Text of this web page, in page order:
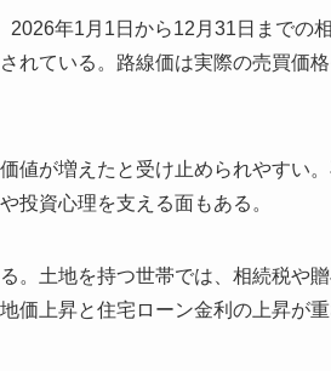
2026年1月1日から12月31日までの
れている。路線価は実際の売買価
値が増えたと受け止められやすい
投資心理を支える面もある。
。土地を持つ世帯では、相続税や
価上昇と住宅ローン金利の上昇が